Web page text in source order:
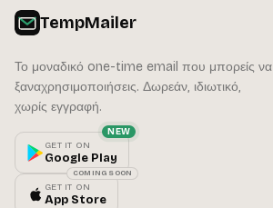
TempMailer
Το μοναδικό one-time email που μπορείς να
ξαναχρησιμοποιήσεις. Δωρεάν, ιδιωτικό,
χωρίς εγγραφή.
GET IT ON
Google Play
NEW
GET IT ON
App Store
COMING SOON